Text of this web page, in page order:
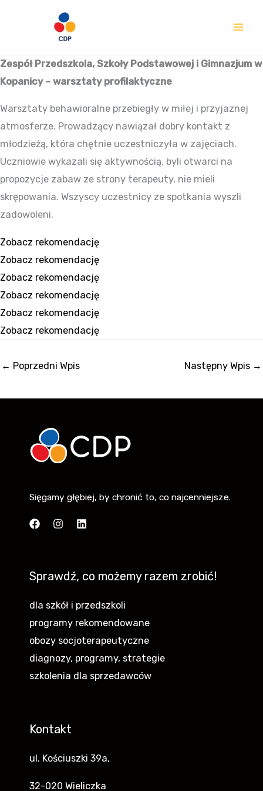
Zespół Przedszkola, Szkoły Podstawowej i Gimnazjum w
Kopanicy – warsztaty profilaktyczne
Warsztaty behawioralne przebiegły w miłej i przyjaznej
atmosferze. Prowadzący nawiązał dobry kontakt z
młodzieżą, która chętnie uczestniczyła w zajęciach.
Uczniowie wykazali się aktywnością, byli otwarci na
propozycje zabaw ze strony terapeuty, nie mieli
skrępowania. Wszyscy uczestnicy ze spotkania wyszli
zadowoleni.
Zobacz rekomendację
Zobacz rekomendację
Zobacz rekomendację
Zobacz rekomendację
Zobacz rekomendację
Zobacz rekomendację
← Poprzedni Wpis Następny Wpis →
Sięgamy głębiej, by chronić to, co najcenniejsze.
Sprawdź, co możemy razem zrobić!
dla szkół i przedszkoli
programy rekomendowane
obozy socjoterapeutyczne
diagnozy, programy, strategie
szkolenia dla sprzedawców
Kontakt
ul. Kościuszki 39a,
32-020 Wieliczka